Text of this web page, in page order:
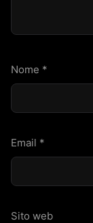
Nome *
Email *
Sito web